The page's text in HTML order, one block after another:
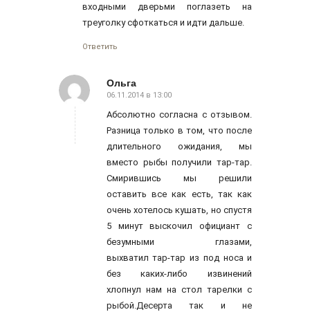
входными дверьми поглазеть на
треуголку сфоткаться и идти дальше.
Ответить
Ольга
говорит:
06.11.2014 в 13:00
Абсолютно согласна с отзывом.
Разница только в том, что после
длительного ожидания, мы
вместо рыбы получили тар-тар.
Смирившись мы решили
оставить все как есть, так как
очень хотелось кушать, но спустя
5 минут выскочил официант с
безумными глазами,
выхватил тар-тар из под носа и
без каких-либо извинений
хлопнул нам на стол тарелки с
рыбой.Десерта так и не